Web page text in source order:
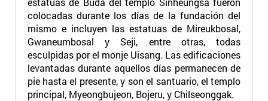
colocadas durante los días de la fundación del
mismo e incluyen las estatuas de Mireukbosal,
Gwaneumbosal y Seji, entre otras, todas
esculpidas por el monje Uisang. Las edificaciones
levantadas durante aquellos días permanecen de
pie hasta el presente, y son el santuario, el templo
principal, Myeongbujeon, Bojeru, y Chilseonggak.